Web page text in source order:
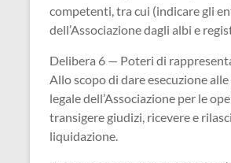
competenti, tra cui (indicare gli
dell’Associazione dagli albi e
Delibera 6 — Poteri di
Allo scopo di dare esecuzione
legale dell’Associazione per le
transigere giudizi, ricevere e
liquidazione.